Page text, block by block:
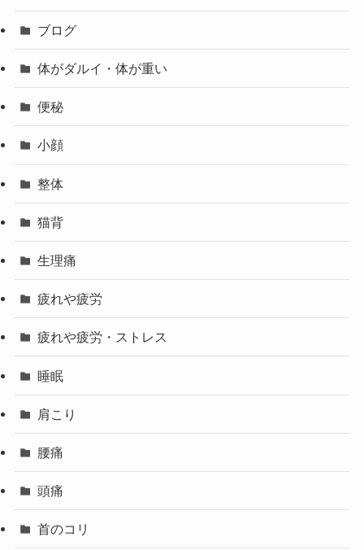
ブログ
体がダルイ・体が重い
便秘
小顔
整体
猫背
生理痛
疲れや疲労
疲れや疲労・ストレス
睡眠
肩こり
腰痛
頭痛
首のコリ